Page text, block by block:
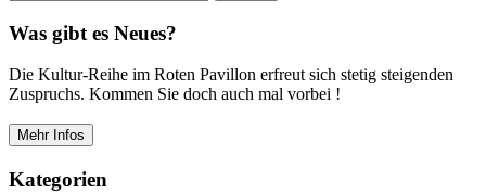
nach:
Was gibt es Neues?
Die Kultur-Reihe im Roten Pavillon erfreut sich stetig steigenden
Zuspruchs. Kommen Sie doch auch mal vorbei !
Mehr Infos
Kategorien